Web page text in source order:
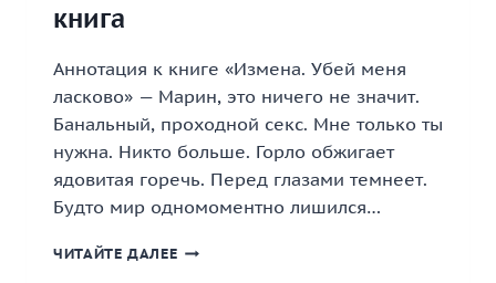
книга
Аннотация к книге «Измена. Убей меня
ласково» — Марин, это ничего не значит.
Банальный, проходной секс. Мне только ты
нужна. Никто больше. Горло обжигает
ядовитая горечь. Перед глазами темнеет.
Будто мир одномоментно лишился…
ЧИТАЙТЕ ДАЛЕЕ «ИЗМЕНА.